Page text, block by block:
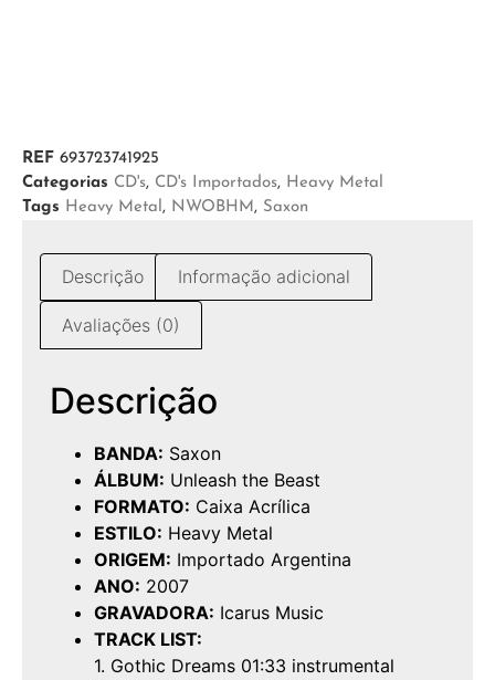
REF 693723741925
Categorias CD's, CD's Importados, Heavy Metal
Tags Heavy Metal , NWOBHM , Saxon
Descrição Informação adicional
Avaliações (0)
Descrição
BANDA: Saxon
ÁLBUM: Unleash the Beast
FORMATO: Caixa Acrílica
ESTILO: Heavy Metal
ORIGEM: Importado Argentina
ANO: 2007
GRAVADORA: Icarus Music
TRACK LIST:
1. Gothic Dreams 01:33 instrumental